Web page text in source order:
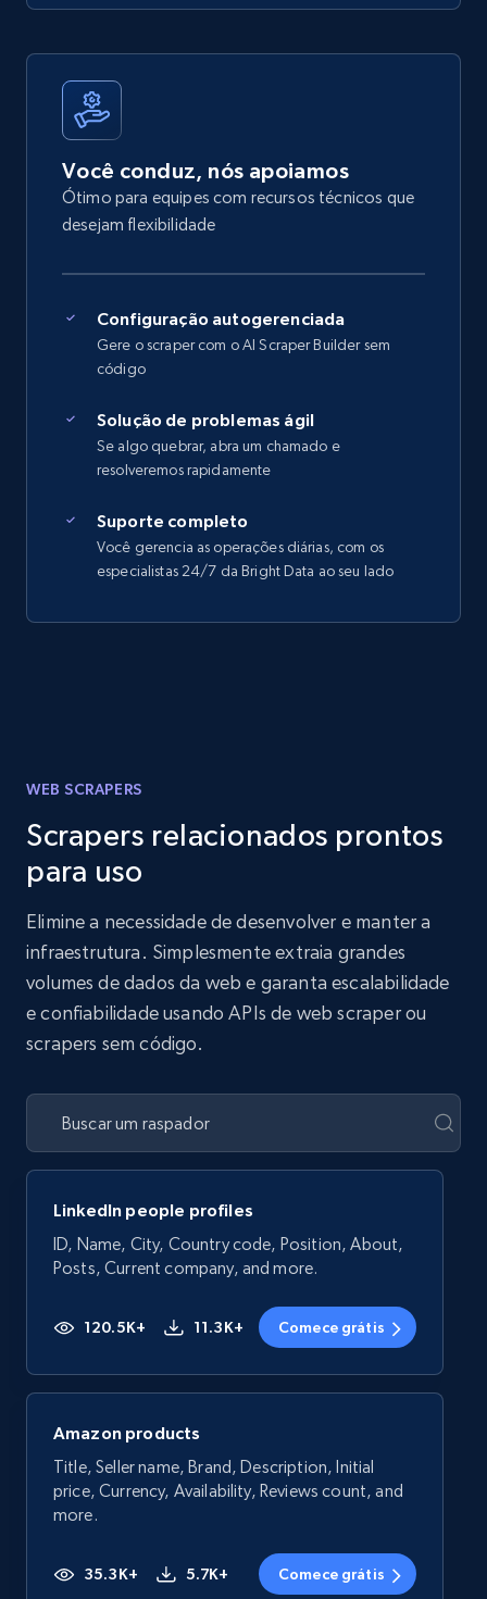
Você conduz, nós apoiamos
Ótimo para equipes com recursos técnicos que
desejam flexibilidade
Configuração autogerenciada
Gere o scraper com o AI Scraper Builder sem
código
Solução de problemas ágil
Se algo quebrar, abra um chamado e
resolveremos rapidamente
Suporte completo
Você gerencia as operações diárias, com os
especialistas 24/7 da Bright Data ao seu lado
WEB SCRAPERS
Scrapers relacionados prontos
para uso
Elimine a necessidade de desenvolver e manter a
infraestrutura. Simplesmente extraia grandes
volumes de dados da web e garanta escalabilidade
e confiabilidade usando APIs de web scraper ou
scrapers sem código.
LinkedIn people profiles
ID, Name, City, Country code, Position, About,
Posts, Current company, and more.
120.5K+ 11.3K+ Comece grátis
Amazon products
Title, Seller name, Brand, Description, Initial
price, Currency, Availability, Reviews count, and
more.
35.3K+ 5.7K+ Comece grátis